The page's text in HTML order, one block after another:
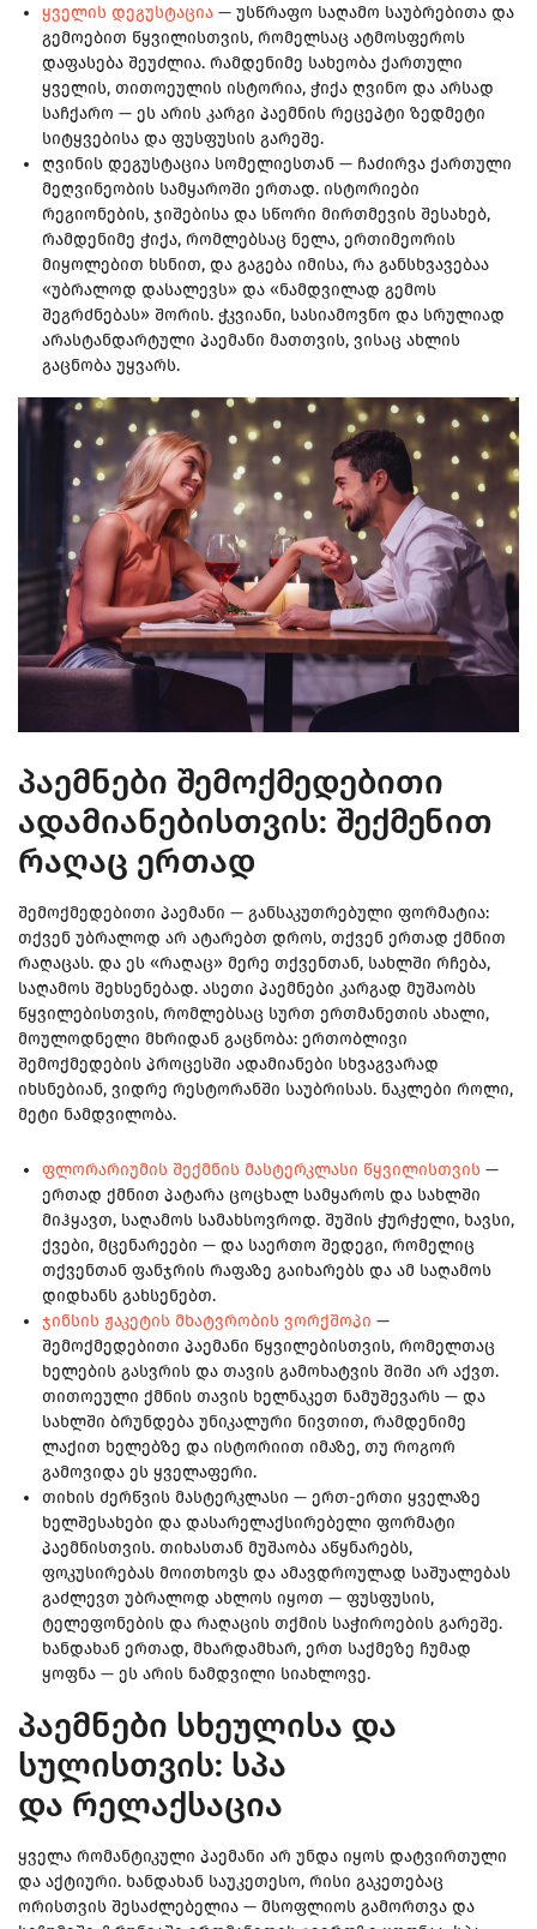
ყველის დეგუსტაცია — უსწრაფო საღამო საუბრებითა და
გემოებით წყვილისთვის, რომელსაც ატმოსფეროს
დაფასება შეუძლია. რამდენიმე სახეობა ქართული
ყველის, თითოეულის ისტორია, ჭიქა ღვინო და არსად
საჩქარო — ეს არის კარგი პაემნის რეცეპტი ზედმეტი
სიტყვებისა და ფუსფუსის გარეშე.
ღვინის დეგუსტაცია სომელიესთან — ჩაძირვა ქართული
მეღვინეობის სამყაროში ერთად. ისტორიები
რეგიონების, ჯიშებისა და სწორი მირთმევის შესახებ,
რამდენიმე ჭიქა, რომლებსაც ნელა, ერთიმეორის
მიყოლებით ხსნით, და გაგება იმისა, რა განსხვავებაა
«უბრალოდ დასალევს» და «ნამდვილად გემოს
შეგრძნებას» შორის. ჭკვიანი, სასიამოვნო და სრულიად
არასტანდარტული პაემანი მათთვის, ვისაც ახლის
გაცნობა უყვარს.
პაემნები შემოქმედებითი
ადამიანებისთვის: შექმენით
რაღაც ერთად
შემოქმედებითი პაემანი — განსაკუთრებული ფორმატია:
თქვენ უბრალოდ არ ატარებთ დროს, თქვენ ერთად ქმნით
რაღაცას. და ეს «რაღაც» მერე თქვენთან, სახლში რჩება,
საღამოს შეხსენებად. ასეთი პაემნები კარგად მუშაობს
წყვილებისთვის, რომლებსაც სურთ ერთმანეთის ახალი,
მოულოდნელი მხრიდან გაცნობა: ერთობლივი
შემოქმედების პროცესში ადამიანები სხვაგვარად
იხსნებიან, ვიდრე რესტორანში საუბრისას. ნაკლები როლი,
მეტი ნამდვილობა.
ფლორარიუმის შექმნის მასტერკლასი წყვილისთვის —
ერთად ქმნით პატარა ცოცხალ სამყაროს და სახლში
მიჰყავთ, საღამოს სამახსოვროდ. შუშის ჭურჭელი, ხავსი,
ქვები, მცენარეები — და საერთო შედეგი, რომელიც
თქვენთან ფანჯრის რაფაზე გაიხარებს და ამ საღამოს
დიდხანს გახსენებთ.
ჯინსის ჟაკეტის მხატვრობის ვორქშოპი —
შემოქმედებითი პაემანი წყვილებისთვის, რომელთაც
ხელების გასვრის და თავის გამოხატვის შიში არ აქვთ.
თითოეული ქმნის თავის ხელნაკეთ ნამუშევარს — და
სახლში ბრუნდება უნიკალური ნივთით, რამდენიმე
ლაქით ხელებზე და ისტორიით იმაზე, თუ როგორ
გამოვიდა ეს ყველაფერი.
თიხის ძერწვის მასტერკლასი — ერთ-ერთი ყველაზე
ხელშესახები და დასარელაქსირებელი ფორმატი
პაემნისთვის. თიხასთან მუშაობა აწყნარებს,
ფოკუსირებას მოითხოვს და ამავდროულად საშუალებას
გაძლევთ უბრალოდ ახლოს იყოთ — ფუსფუსის,
ტელეფონების და რაღაცის თქმის საჭიროების გარეშე.
ხანდახან ერთად, მხარდამხარ, ერთ საქმეზე ჩუმად
ყოფნა — ეს არის ნამდვილი სიახლოვე.
პაემნები სხეულისა და
სულისთვის: სპა
და რელაქსაცია
ყველა რომანტიკული პაემანი არ უნდა იყოს დატვირთული
და აქტიური. ხანდახან საუკეთესო, რისი გაკეთებაც
ორისთვის შესაძლებელია — მსოფლიოს გამორთვა და